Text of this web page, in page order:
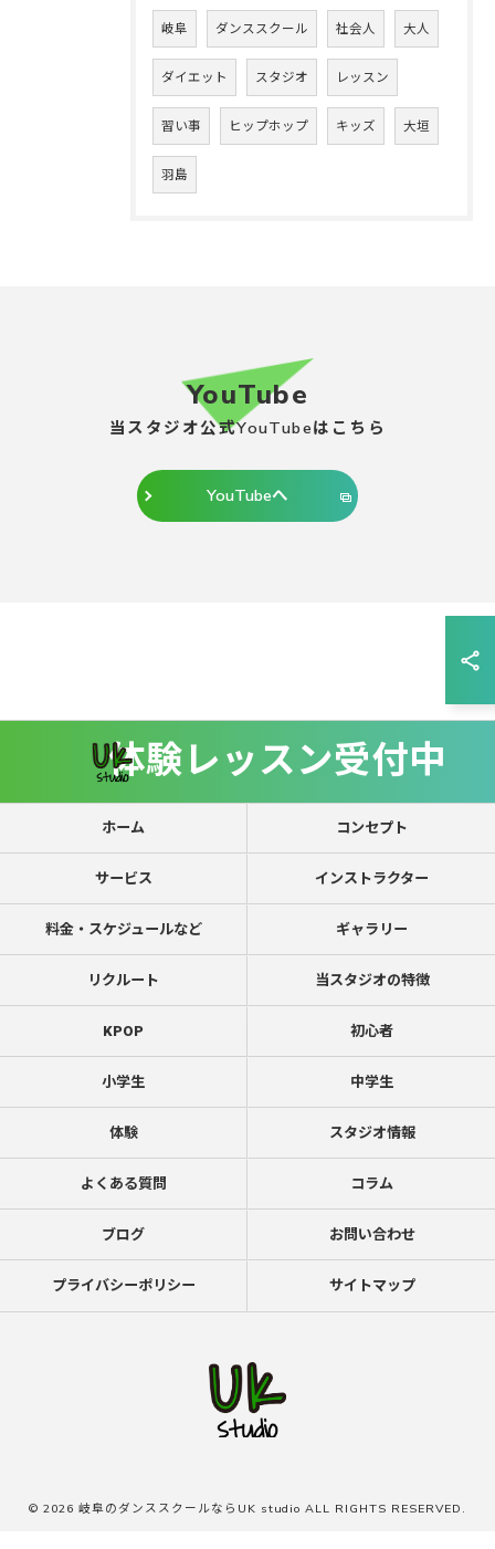
岐阜 ダンススクール 社会人 大人
ダイエット スタジオ レッスン
習い事 ヒップホップ キッズ 大垣
羽島
YouTube
当スタジオ公式YouTubeはこちら
YouTubeへ
体験レッスン受付中
ホーム コンセプト
サービス インストラクター
料金・スケジュールなど ギャラリー
リクルート 当スタジオの特徴
KPOP 初心者
小学生 中学生
体験 スタジオ情報
よくある質問 コラム
ブログ お問い合わせ
プライバシーポリシー サイトマップ
© 2026 岐阜のダンススクールならUK studio ALL RIGHTS RESERVED.